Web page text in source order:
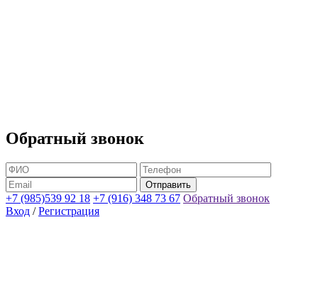
Обратный звонок
+7 (985)539 92 18 +7 (916) 348 73 67 Обратный звонок
Вход / Регистрация